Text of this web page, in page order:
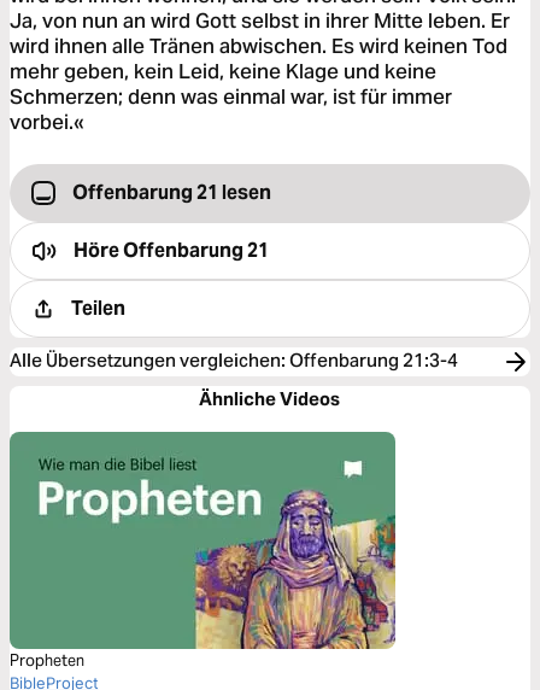
Ja, von nun an wird Gott selbst in ihrer Mitte leben. Er
wird ihnen alle Tränen abwischen. Es wird keinen Tod
mehr geben, kein Leid, keine Klage und keine
Schmerzen; denn was einmal war, ist für immer
vorbei.«
Offenbarung 21 lesen
HöreOffenbarung 21
Teilen
Alle Übersetzungen vergleichen: Offenbarung 21:3-4
Ähnliche Videos
Propheten
BibleProject